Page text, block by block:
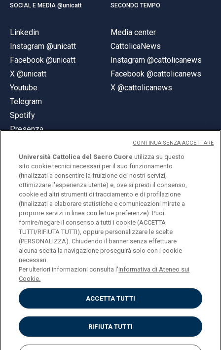
SOCIAL E MEDIA @unicatt
Linkedin
Instagram @unicatt
Facebook @unicatt
X @unicatt
Youtube
Telegram
Spotify
Presenza
SECONDO TEMPO
Media center
CattolicaNews
Instagram @cattolicanews
Facebook @cattolicanews
X @cattolicanews
© Università Cattolica del Sacro Cuore
Largo A. Gemelli 1, 20123 Milano
PI 02133120150
ENGLISH
Privacy
Accessibilità
Cookies
Impostazione Cookies
Università Cattolica del Sacro Cuore utilizza su questo
sito cookie tecnici necessari per il suo funzionamento
(finalizzati a consentire la fruizione dei nostri servizi,
ottimizzare l'esperienza utente) e, ove si presti il consenso,
cookie ed altri strumenti di tracciamento e di profilazione
(finalizzati a elaborare statistiche e comunicazioni mirate a
proporre servizi in linea con le tue preferenze). Puoi
fornire/negare il consenso a tutti i cookie (ACCETTA
TUTTI/RIFIUTA TUTTI), oppure personalizzare le scelte
(PERSONALIZZA). Chiudendo il banner senza effettuare
alcuna scelta la navigazione proseguirà solo con i cookie
necessari.
Per ulteriori informazioni consulta l'informativa di Ateneo sui
Cookie.
ACCETTA TUTTI
RIFIUTA TUTTI
CONTINUA SENZA ACCETTARE